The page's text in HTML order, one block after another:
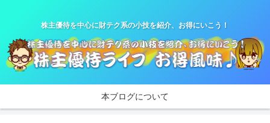
株主優待を中心に財テク系の小技を紹介、お得にいこう！
本ブログについて